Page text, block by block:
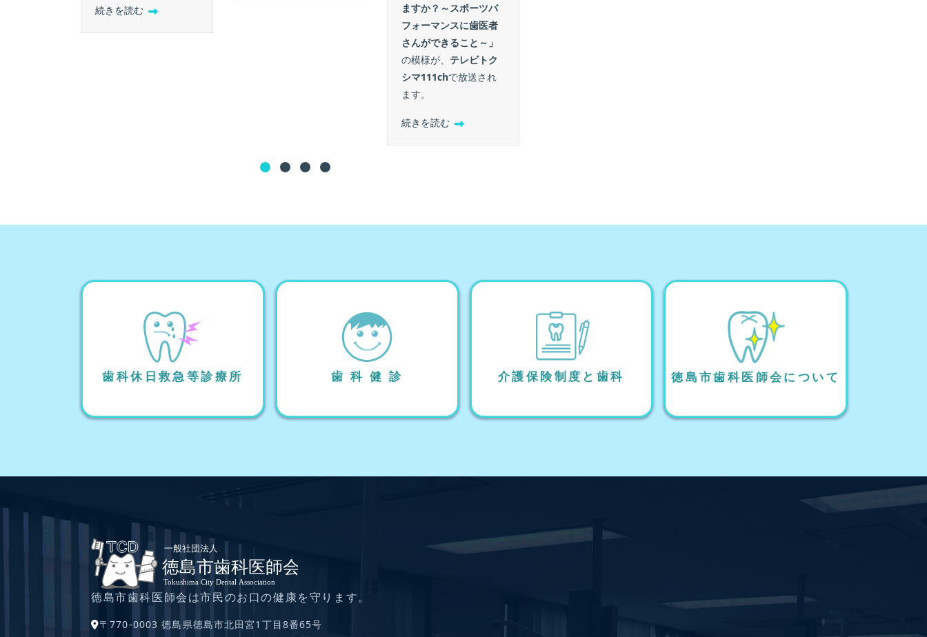
続きを読む
ますか？～スポーツパ
フォーマンスに歯医者
さんができること～」
の模様が、 テレビトク
シマ111chで放送され
ます。
続きを読む
歯科休日救急等診療所 歯 科 健 診 介護保険制度と歯科 徳島市歯科医師会について
徳島市歯科医師会は市民のお口の健康を守ります。
〒770-0003 徳島県徳島市北田宮1丁目8番65号